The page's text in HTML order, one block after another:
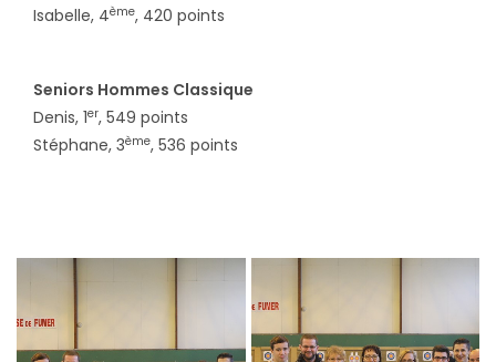
Isabelle, 4ème, 420 points
Seniors Hommes Classique
Denis, 1er, 549 points
Stéphane, 3ème, 536 points